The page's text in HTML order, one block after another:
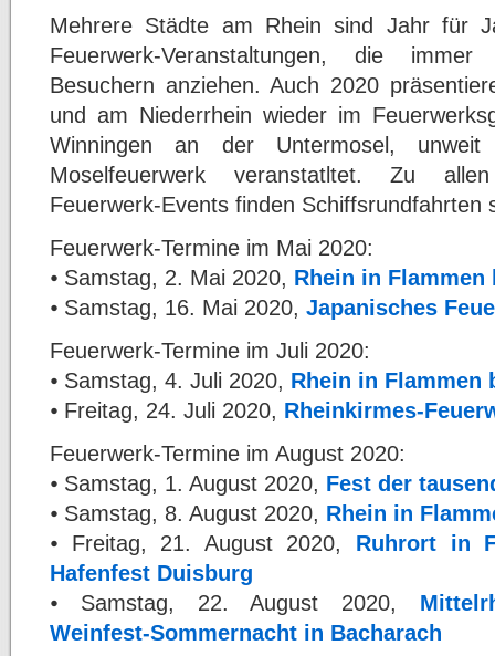
Mehrere Städte am Rhein sind Jahr für
Feuerwerk-Veranstaltungen, die
Besuchern anziehen. Auch 2020
und am Niederrhein wieder im
Winningen an der Untermosel,
Moselfeuerwerk veranstatltet. Zu
Feuerwerk-Events finden Schiffsrundfahrten
Feuerwerk-Termine im Mai 2020:
⦁ Samstag, 2. Mai 2020, Rhein in Flammen
⦁ Samstag, 16. Mai 2020, Japanisches
Feuerwerk-Termine im Juli 2020:
⦁ Samstag, 4. Juli 2020, Rhein in Flammen
⦁ Freitag, 24. Juli 2020, Rheinkirmes-
Feuerwerk-Termine im August 2020:
⦁ Samstag, 1. August 2020, Fest der
⦁ Samstag, 8. August 2020, Rhein in
⦁ Freitag, 21. August 2020, Ruhrort in
Hafenfest Duisburg
⦁ Samstag, 22. August 2020,
Weinfest-Sommernacht in Bacharach